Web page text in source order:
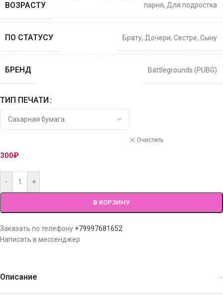
ВОЗРАСТУ
парня, Для подростка
ПО СТАТУСУ Брату, Дочери, Сестре, Сыну
БРЕНД Battlegrounds (PUBG)
ТИП ПЕЧАТИ
Очистить
300₽
- +
В КОРЗИНУ
Заказать по телефону +79997681652
Написать в мессенджер
Описание